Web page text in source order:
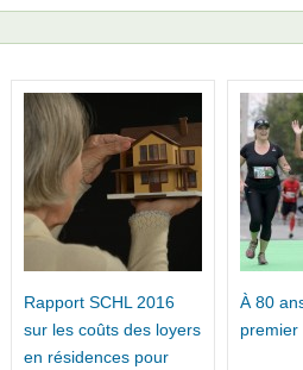
Rapport SCHL 2016
sur les coûts des loyers
en résidences pour
À 80
premier